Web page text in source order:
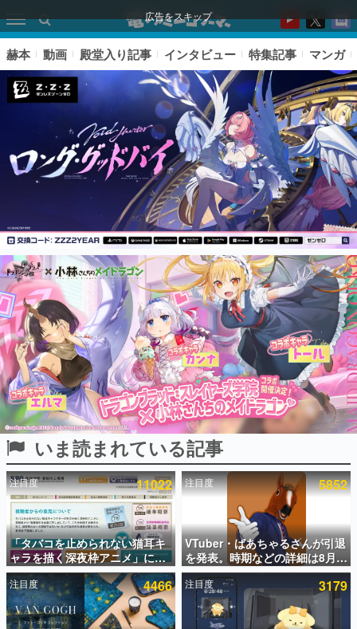
広告をスキップ
ピックアップ
電ファミのいま読まれている記事ランキング
アプリセール情報
インタビュー
連載・特集一覧
殿堂入り記事
SNS拡散数が数千以上！ ページビュー数万以上！ などな
ど。多くの人々に読まれた、電ファミ渾身の“殿堂入り”記
事をまとめました。
ゲームの企画書
名作ゲームクリエイターの方々に製作時のエピソードをお
聞きし、ヒットする企画（ゲーム）とは何か？を探ってい
きます。
赫本
この物語を解いてはいけない。『赫本』は、〈試験問題〉
の形をした短編ホラー小説集です。
赫本 動画 殿堂入り記事 インタビュー 特集記事 マンガ
いま読まれている記事
注目度 11022
「タバコを止められない猫耳キ
ャラを描く深夜枠アニメ」に視
聴者の一部から批判意見。違法
薬物の使用と思しき描写も含め
て、BPOが議論を交わす
注目度 5852
VTuber・ばあちゃるさんが引退
を発表。時期などの詳細は8月9
日15時からの配信で説明
注目度 4466 注目度 3179